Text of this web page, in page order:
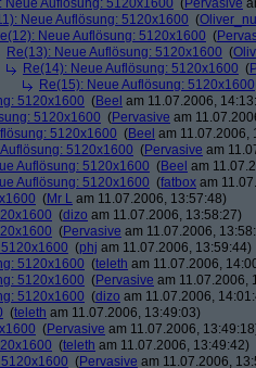
Neue Auflösung: 5120x1600 (Pervasive
Neue Auflösung: 5120x1600 (
Neue Auflösung: 5120x1600 (
Re(13): Neue Auflösung: 5120x1600 (
Re(14): Neue Auflösung: 5120x1600 (
Re(15): Neue Auflösung: 5120x1600
5120x1600 (Beel am 11.07.2006,
5120x1600 (Pervasive am
5120x1600 (Beel am 11.07.2006,
5120x1600 (Pervasive am
Auflösung: 5120x1600 (Beel am
Auflösung: 5120x1600 (fatbox am
(Mr L am 11.07.2006, 13:57:48)
(dizo am 11.07.2006, 13:58:27)
(Pervasive am 11.07.2006,
(phj am 11.07.2006, 13:59:44)
5120x1600 (teleth am 11.07.2006,
5120x1600 (Pervasive am 11.07.2006,
5120x1600 (dizo am 11.07.2006,
(teleth am 11.07.2006, 13:49:03)
(Pervasive am 11.07.2006,
(teleth am 11.07.2006, 13:49:42)
(Pervasive am 11.07.2006,